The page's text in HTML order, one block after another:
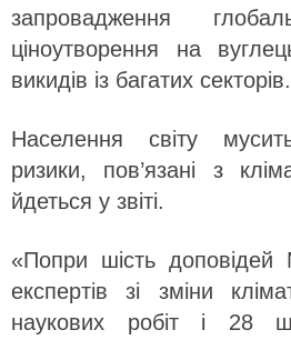
запровадження
ціноутворення на
викидів із багатих секторів.
Населення світу
ризики, пов’язані з
йдеться у звіті.
«Попри шість доповідей
експертів зі зміни
наукових робіт і 28